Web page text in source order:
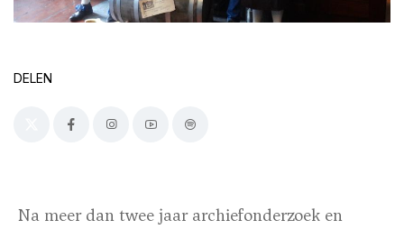
DELEN
Na meer dan twee jaar archiefonderzoek en